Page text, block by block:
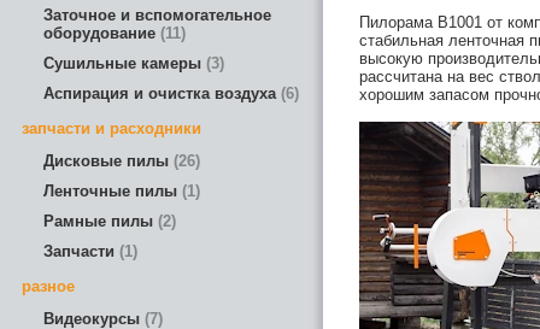
Заточное и вспомогательное
оборудование 11
Сушильные камеры 3
Аспирация и очистка воздуха 6
запчасти и расходники
Дисковые пилы 26
Ленточные пилы 1
Рамные пилы 2
Запчасти
1
разное
Видеокурсы 7
Пилорама B1001 от
стабильная ленточная
высокую
рассчитана на вес
хорошим запасом